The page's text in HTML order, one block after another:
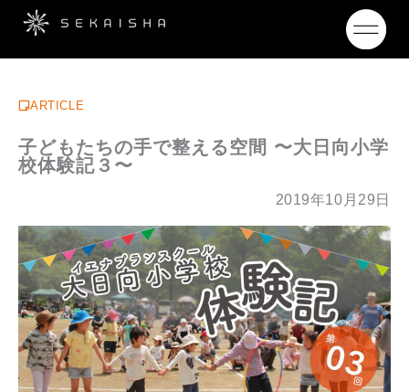
ARTICLE
子どもたちの手で整える空間 〜大日向小学
校体験記３〜
2019年10月29日